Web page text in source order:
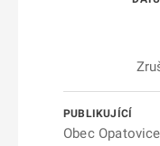
Obec